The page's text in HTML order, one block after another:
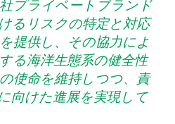
プライベートブランド
るリスクの特定と対応
提供し、その協力によ
る海洋生態系の健全性
使命を維持しつつ、責
向けた進展を実現して